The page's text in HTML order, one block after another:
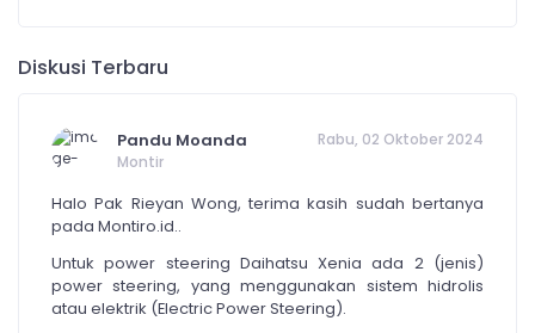
Diskusi Terbaru
Pandu Moanda
Rabu, 02 Oktober 2024
Montir
Halo Pak Rieyan Wong, terima kasih sudah bertanya
pada Montiro.id..
Untuk power steering Daihatsu Xenia ada 2 (jenis)
power steering, yang menggunakan sistem hidrolis
atau elektrik (Electric Power Steering).